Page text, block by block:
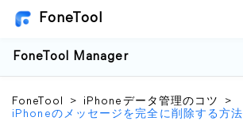
FoneTool
FoneTool Manager
FoneTool > iPhoneデータ管理のコツ
>
iPhoneのメッセージを完全に削除する方法